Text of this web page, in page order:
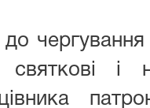
і